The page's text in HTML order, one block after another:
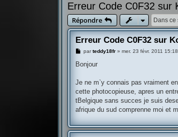
Erreur Code C0F32 sur
Répondre
Erreur Code C0F32 sur
M
s
g
parteddy18fr »mer. 23 févr. 2011 15:18
Bonjour
Je ne m`y connais pas vraiment
cette photocopieuse, apres un
tBelgique sans succes je suis
afrique du sud comprenne moi et